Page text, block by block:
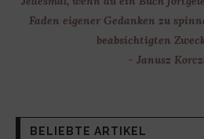
Faden eigener Gedanken zu
beabsichtigten
- Janusz
BELIEBTE ARTIKEL